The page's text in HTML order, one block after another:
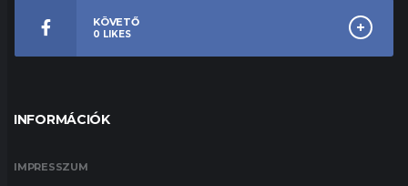
KÖVETŐ
0 LIKES
INFORMÁCIÓK
IMPRESSZUM